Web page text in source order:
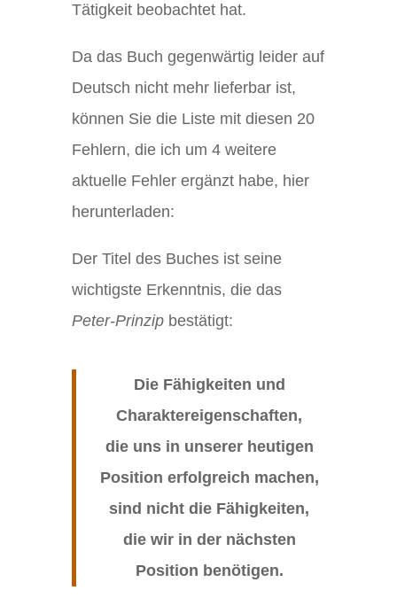
Tätigkeit beobachtet hat.
Da das Buch gegenwärtig leider auf
Deutsch nicht mehr lieferbar ist,
können Sie die Liste mit diesen 20
Fehlern, die ich um 4 weitere
aktuelle Fehler ergänzt habe, hier
herunterladen:
Der Titel des Buches ist seine
wichtigste Erkenntnis, die das
Peter-Prinzipbestätigt:
Die Fähigkeiten und
Charaktereigenschaften,
die uns in unserer heutigen
Position erfolgreich machen,
sind nicht die Fähigkeiten,
die wir in der nächsten
Position benötigen.